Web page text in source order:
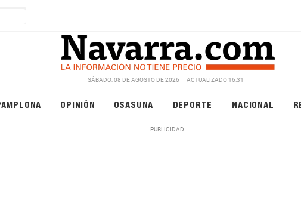
SÁBADO, 08 DE AGOSTO DE 2026 ACTUALIZADO 16:31
OPINIÓN OSASUNA DEPORTE NACIONAL